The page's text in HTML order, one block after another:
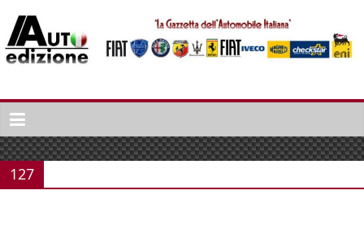
naar
inhoud
Auto
Edizione
La
Gazetta
dell'Automobile
127